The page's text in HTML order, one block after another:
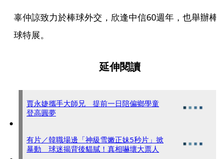
辜仲諒致力於棒球外交，欣逢中信60週年，也舉辦棒
球特展。
延伸閱讀
賈永婕攜手大師兄 提前一日陪偏鄉學童
登高圓夢
有片／韓職場邊「神級雪嫩正妹5秒片」掀
暴動 球迷揭背後貓膩！真相嚇壞大票人